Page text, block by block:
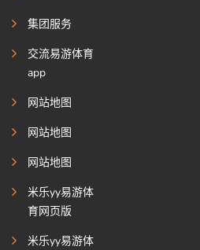
集团服务
交流易游体育
app
网站地图
网站地图
网站地图
米乐yy易游体
育网页版
米乐yy易游体